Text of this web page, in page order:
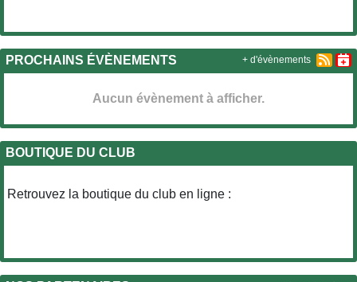
PROCHAINS ÉVÈNEMENTS
Aucun évènement à afficher.
+ d'évènements
BOUTIQUE DU CLUB
Retrouvez la boutique du club en ligne :